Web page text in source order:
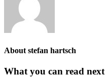
About stefan hartsch
What you can read next